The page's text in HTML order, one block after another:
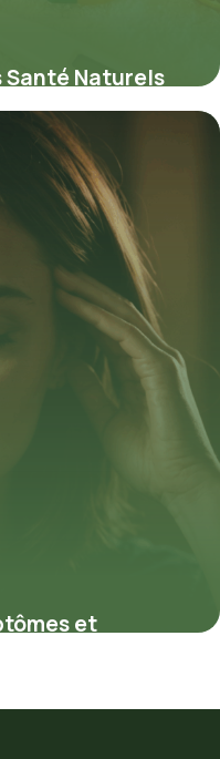
Santé Naturels
et